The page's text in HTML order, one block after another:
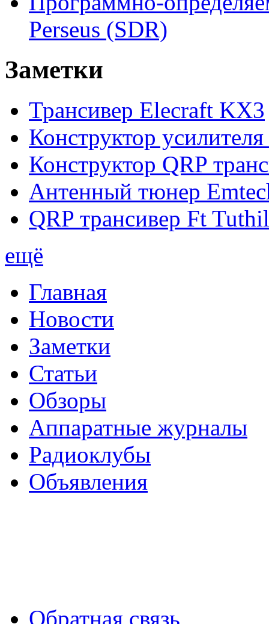
Perseus (SDR)
Заметки
Трансивер Elecraft KX3
Конструктор
Конструктор QRP
Антенный тюнер
QRP трансивер Ft
ещё
Главная
Новости
Заметки
Статьи
Обзоры
Аппаратные журналы
Радиоклубы
Объявления
Обратная связь